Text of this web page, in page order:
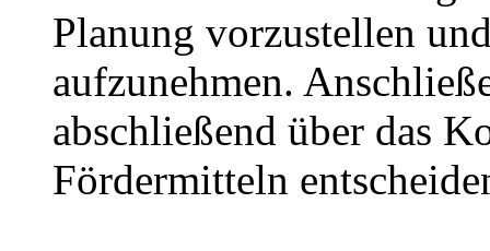
Planung vorzustellen
aufzunehmen.
abschließend über das
Fördermitteln